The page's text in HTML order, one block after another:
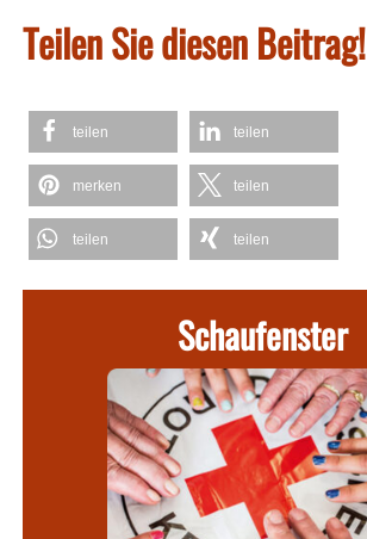
Teilen Sie diesen Beitrag!
teilen teilen
merken teilen
teilen teilen
Schaufenster